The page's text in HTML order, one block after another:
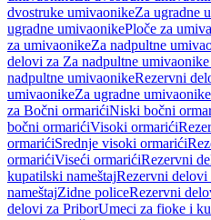
dvostruke umivaonikeZa ugradne
ugradne umivaonikePloče za
za umivaonikeZa nadpultne
delovi za Za nadpultne
nadpultne umivaonikeRezervni
umivaonikeZa ugradne umivaonike
za Bočni ormarićiNiski bočni
bočni ormarićiVisoki ormarići
ormarićiSrednje visoki ormarići
ormarićiViseći ormarićiRezervni
kupatilski nameštajRezervni delovi
nameštajZidne policeRezervni
delovi za PriborUmeci za fioke i